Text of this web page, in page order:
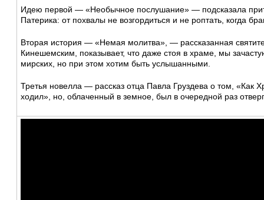
Идею первой — «Необычное послушание» — подсказала
Патерика: от похвалы не возгордиться и не роптать, когда
Вторая история — «Немая молитва», — рассказанная
Кинешемским, показывает, что даже стоя в храме, мы
мирских, но при этом хотим быть услышанными.
Третья новелла — рассказ отца Павла Груздева о том, «Как
ходил», но, облаченный в земное, был в очередной раз